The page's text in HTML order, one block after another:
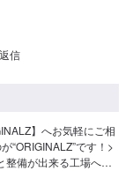
信
】へお気軽にご相
“ORIGINALZ”です！>
整備が出来る工場へと